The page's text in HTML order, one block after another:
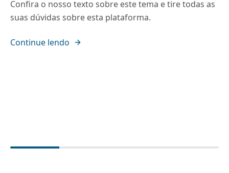
Confira o nosso texto sobre este tema e tire todas as
suas dúvidas sobre esta plataforma.
Continue lendo